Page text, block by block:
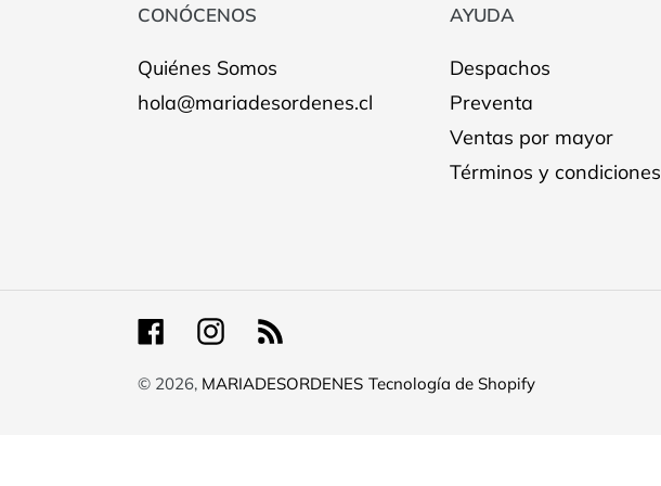
CONÓCENOS
Quiénes Somos
hola@mariadesordenes.cl
AYUDA
Despachos
Preventa
Ventas por mayor
Términos y condiciones
FacebookInstagram
© 2026, MARIADESORDENES Tecnología de Shopify